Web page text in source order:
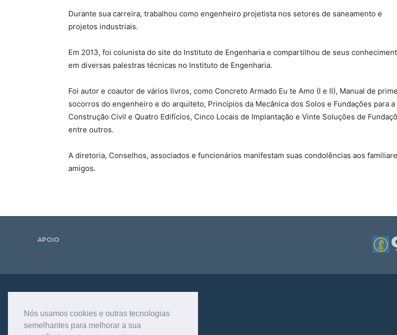
Nós usamos cookies e outras tecnologias
semelhantes para melhorar a sua
Durante sua carreira, trabalhou como engenheiro projetista nos setores de saneamento e
projetos industriais.
Em 2013, foi colunista do site do Instituto de Engenharia e compartilhou de seus
em diversas palestras técnicas no Instituto de Engenharia.
Foi autor e coautor de vários livros, como Concreto Armado Eu te Amo (I e II), Manual de
socorros do engenheiro e do arquiteto, Princípios da Mecânica dos Solos e Fundações para a
Construção Civil e Quatro Edifícios, Cinco Locais de Implantação e Vinte Soluções de
entre outros.
A diretoria, Conselhos, associados e funcionários manifestam suas condolências aos
amigos.
APOIO